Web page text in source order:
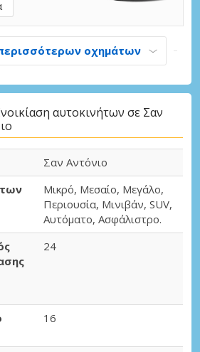
οχημάτων
αυτοκινήτων σε Σαν
Σαν Αντόνιο
Μικρό, Μεσαίο, Μεγάλο,
Περιουσία, Μινιβάν, SUV,
Αυτόματο, Ασφάλιστρο.
24
16